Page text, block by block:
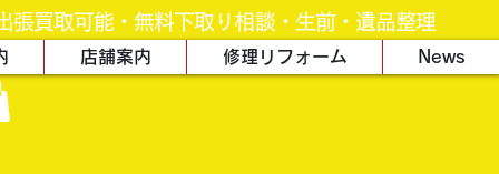
張買取可能・無料下取り相談・生前・遺品整理
店舗案内 修理リフォーム News